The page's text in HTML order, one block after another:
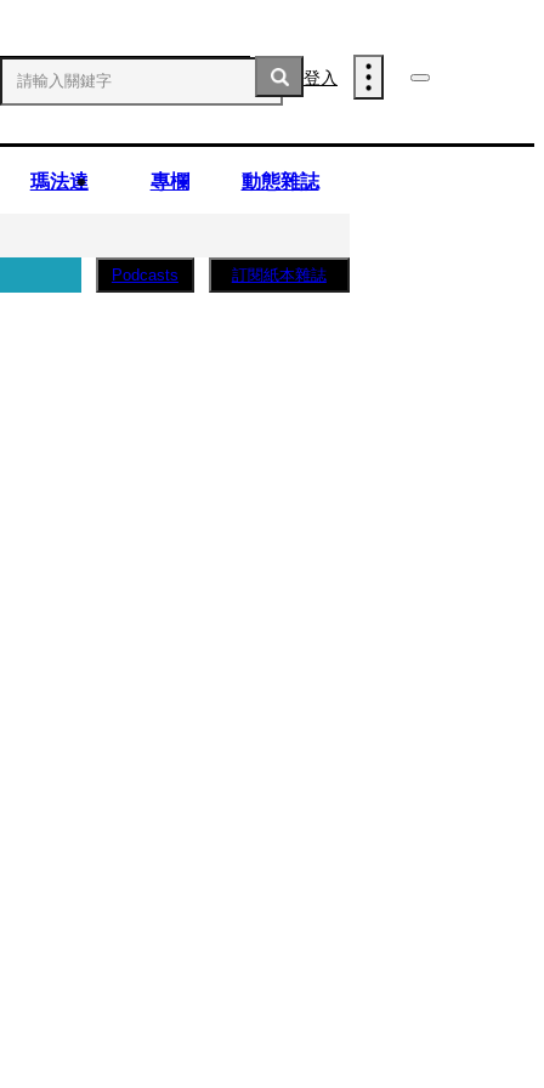
登入
瑪法達 專欄 動態雜誌
Podcasts 訂閱紙本雜誌